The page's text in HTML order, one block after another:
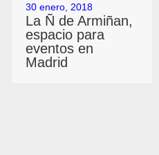
30 enero, 2018
La Ñ de Armiñan,
espacio para
eventos en
Madrid